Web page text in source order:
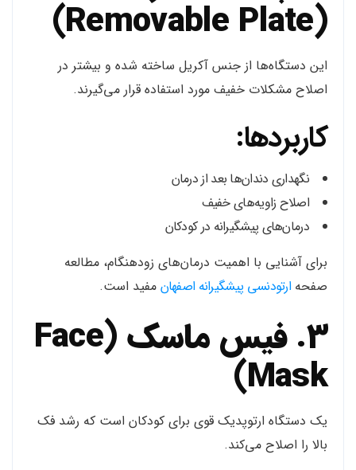
(Removable Plate)
این دستگاه‌ها از جنس آکریل ساخته شده و بیشتر در
اصلاح مشکلات خفیف مورد استفاده قرار می‌گیرند.
کاربردها:
نگهداری دندان‌ها بعد از درمان
اصلاح زاویه‌های خفیف
درمان‌های پیشگیرانه در کودکان
برای آشنایی با اهمیت درمان‌های زودهنگام، مطالعه
صفحهارتودنسی پیشگیرانه اصفهان مفید است.
3. فیس ماسک (Face
Mask)
یک دستگاه ارتوپدیک قوی برای کودکان است که رشد فک
بالا را اصلاح می‌کند.